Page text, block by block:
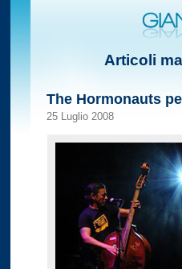
Articoli
The Hormonauts
25 Luglio 2008